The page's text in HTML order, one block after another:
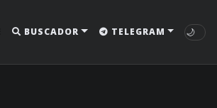
BUSCADOR TELEGRAM 🌙